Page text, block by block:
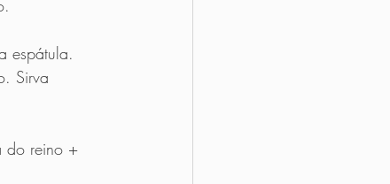
espátula.
Sirva
do reino +